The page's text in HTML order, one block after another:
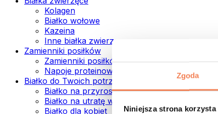
Zgoda
Niniejsza strona
Kolagen
Białko wołowe
Kazeina
Inne białka zwierzęce
Zamienniki posiłków
Zamienniki posiłków w proszku
Napoje proteinowe ready to drink
Białko do Twoich potrzeb
Białko na przyrost mięśni
Białko na utratę wagi
Białko dla kobiet